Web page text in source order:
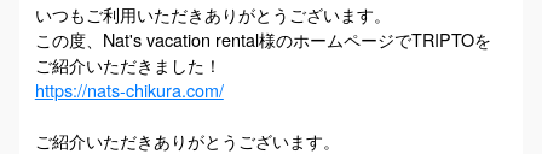
いつもご利用いただきありがとうございます。
この度、Nat's vacation rental様のホームページでTRIPTOを
ご紹介いただきました！
https://nats-chikura.com/
ご紹介いただきありがとうございます。